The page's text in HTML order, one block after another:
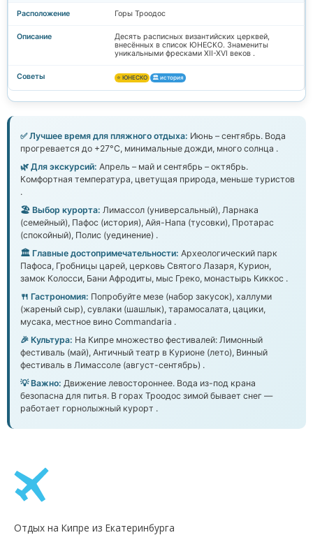
Горы Троодос
Десять расписных византийских церквей,
внесённых в список ЮНЕСКО. Знамениты
уникальными фресками XII-XVI веков .
⭐ ЮНЕСКО 🏛️ история
✅ Лучшее время для пляжного отдыха: Июнь – сентябрь. Вода
прогревается до +27°C, минимальные дожди, много солнца .
🌿 Для экскурсий: Апрель – май и сентябрь – октябрь.
Комфортная температура, цветущая природа, меньше туристов
.
🏖️ Выбор курорта: Лимассол (универсальный), Ларнака
(семейный), Пафос (история), Айя-Напа (тусовки), Протарас
(спокойный), Полис (уединение) .
🏛️ Главные достопримечательности: Археологический парк
Пафоса, Гробницы царей, церковь Святого Лазаря, Курион,
замок Колосси, Бани Афродиты, мыс Греко, монастырь Киккос .
🍴 Гастрономия: Попробуйте мезе (набор закусок), халлуми
(жареный сыр), сувлаки (шашлык), тарамосалата, цацики,
мусака, местное вино Commandaria .
🎉 Культура: На Кипре множество фестивалей: Лимонный
фестиваль (май), Античный театр в Курионе (лето), Винный
фестиваль в Лимассоле (август-сентябрь) .
💡 Важно: Движение левостороннее. Вода из-под крана
безопасна для питья. В горах Троодос зимой бывает снег —
работает горнолыжный курорт .
Отдых на Кипре из Екатеринбурга